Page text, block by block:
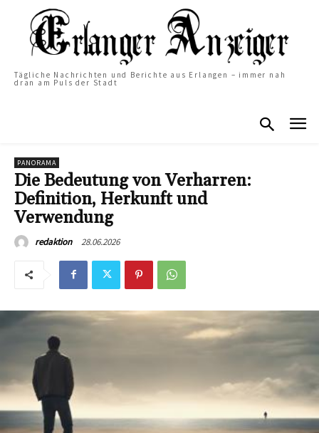
Tägliche Nachrichten und Berichte aus Erlangen – immer nah
dran am Puls der Stadt
PANORAMA
Die Bedeutung von Verharren:
Definition, Herkunft und
Verwendung
redaktion 28.06.2026